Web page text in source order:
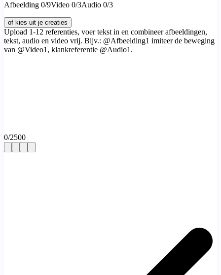
Afbeelding 0/9Video 0/3Audio 0/3
of kies uit je creaties
Upload 1-12 referenties, voer tekst in en combineer afbeeldingen,
tekst, audio en video vrij. Bijv.: @Afbeelding1 imiteer de beweging
van @Video1, klankreferentie @Audio1.
0/2500